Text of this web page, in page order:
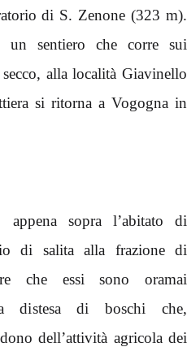
di S. Zenone (323 m).
un sentiero che corre sui
alla località Giavinello
si ritorna a Vogogna in
sopra l’abitato di
di salita alla frazione di
che essi sono oramai
distesa di boschi che,
dell’attività agricola dei